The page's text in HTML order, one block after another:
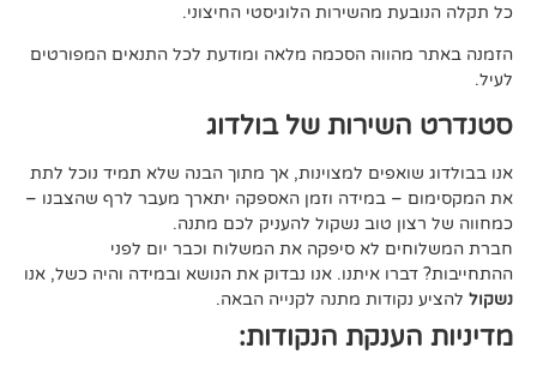
מהשירות הלוגיסטי החיצוני.
הסכמה מלאה ומודעת לכל התנאים המפורטים
של בולדוג
למצוינות, אך מתוך הבנה שלא תמיד נוכל לתת
במידה וזמן האספקה יתארך מעבר לרף שהצבנו –
טוב נשקול להעניק לכם מתנה.
לא סיפקה את המשלוח וכבר יום לפני
איתנו. אנו נבדוק את הנושא ובמידה והיה כשל, אנו
מתנה לקנייה הבאה.
הנקודות: